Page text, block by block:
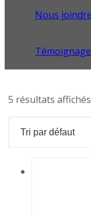
Nous joindre
5 résultats affichés